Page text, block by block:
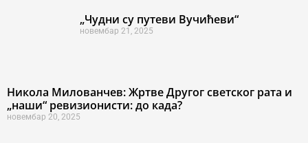
„Чудни су путеви Вучићеви“
новембар 21, 2025
Никола Милованчев: Жртве Другог светског рата и
„наши“ ревизионисти: до када?
новембар 20, 2025